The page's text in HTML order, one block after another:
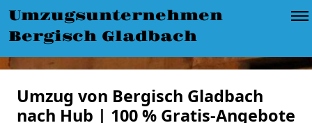
Umzugsunternehmen
Bergisch Gladbach
Umzug von Bergisch Gladbach
nach Hub | 100 % Gratis-Angebote